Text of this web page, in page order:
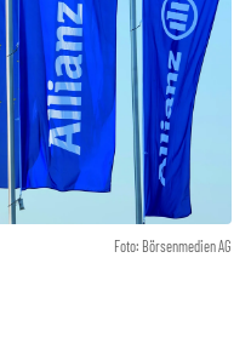
Foto: Börsenmedien AG